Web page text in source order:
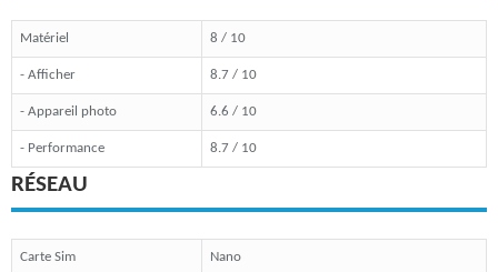
Matériel 8 / 10
- Afficher 8.7 / 10
- Appareil photo 6.6 / 10
- Performance 8.7 / 10
RÉSEAU
Carte Sim Nano